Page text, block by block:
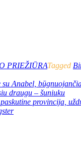
PRIEŽIŪRATagged
su Anabel,
draugu – šuniuku
provincija,